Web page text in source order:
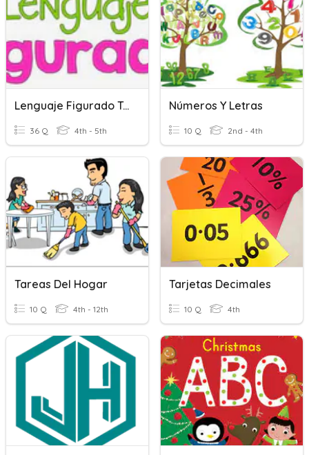
Lenguaje Figurado Tarjetas
36 Q 4th - 5th
Números Y Letras
10 Q 2nd - 4th
Tareas Del Hogar
10 Q 4th - 12th
Tarjetas Decimales
10 Q 4th